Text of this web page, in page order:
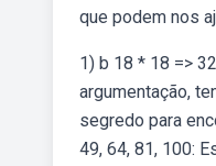
que podem nos
1) b 18 * 18 =>
argumentação,
segredo para
49, 64, 81, 100: